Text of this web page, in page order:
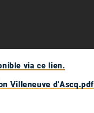
via ce lien.
Villeneuve d’Ascq.pdf